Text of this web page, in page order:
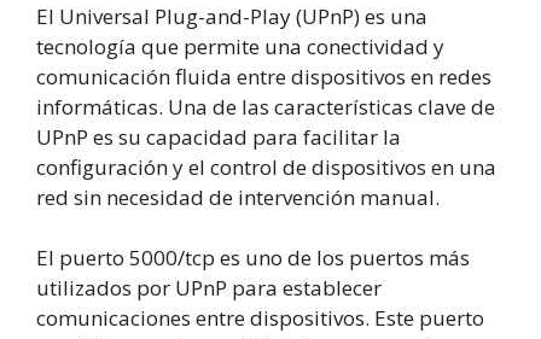
El Universal Plug-and-Play (UPnP) es una
tecnología que permite una conectividad y
comunicación fluida entre dispositivos en redes
informáticas. Una de las características clave de
UPnP es su capacidad para facilitar la
configuración y el control de dispositivos en una
red sin necesidad de intervención manual.
El puerto 5000/tcp es uno de los puertos más
utilizados por UPnP para establecer
comunicaciones entre dispositivos. Este puerto